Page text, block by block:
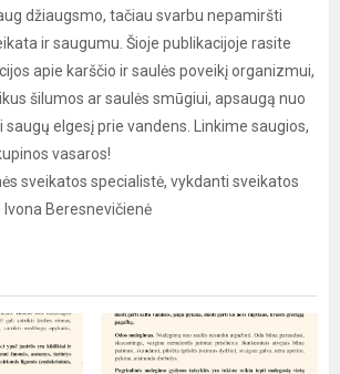
džiaugsmo, tačiau svarbu nepamiršti
ir saugumu. Šioje publikacijoje rasite
apie karščio ir saulės poveikį organizmui,
šilumos ar saulės smūgiui, apsaugą nuo
elgesį prie vandens. Linkime saugios,
vasaros!
sveikatos specialistė, vykdanti sveikatos
Beresnevičienė